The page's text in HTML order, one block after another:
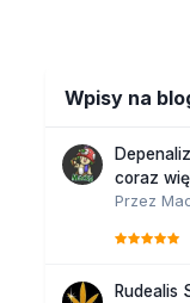
Wpisy na
coraz
Przez
Rudealis